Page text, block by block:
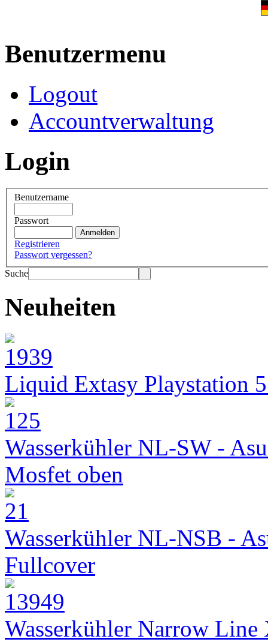
Benutzermenu
Logout
Accountverwaltung
Login
Benutzername
Passwort
Registrieren
Passwort vergessen?
Suche
Neuheiten
Liquid Extasy Playstation
Wasserkühler NL-SW -
Mosfet oben
Wasserkühler NL-NSB -
Fullcover
Wasserkühler Narrow